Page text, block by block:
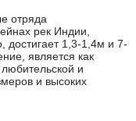
отряда
рек Индии,
достигает 1,3-1,4м и 7-
является как
и
и высоких